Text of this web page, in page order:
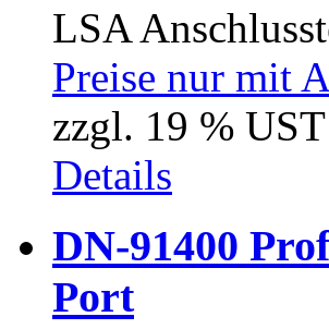
LSA
Preise nur mit
zzgl. 19 %
Details
DN-91400
Port